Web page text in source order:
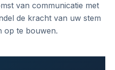
van communicatie met
de kracht van uw stem
op te bouwen.